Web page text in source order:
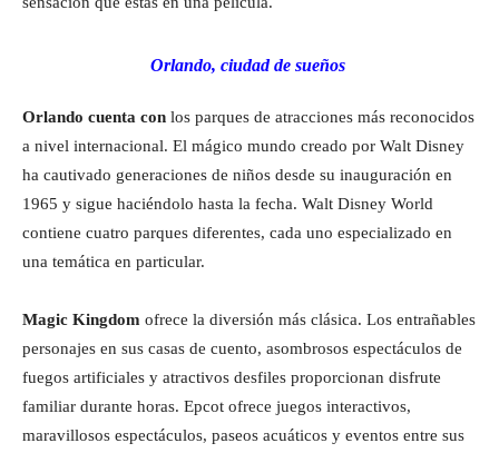
Orlando, ciudad de sueños
Orlando cuenta con los parques de atracciones más reconocidos
a nivel internacional. El mágico mundo creado por Walt Disney
ha cautivado generaciones de niños desde su inauguración en
1965 y sigue haciéndolo hasta la fecha. Walt Disney World
contiene cuatro parques diferentes, cada uno especializado en
una temática en particular.
Magic Kingdom ofrece la diversión más clásica. Los entrañables
personajes en sus casas de cuento, asombrosos espectáculos de
fuegos artificiales y atractivos desfiles proporcionan disfrute
familiar durante horas. Epcot ofrece juegos interactivos,
maravillosos espectáculos, paseos acuáticos y eventos entre sus